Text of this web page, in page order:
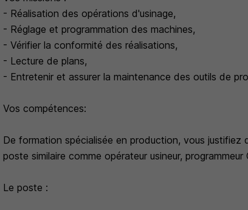
- Réalisation des opérations d'usinage,
- Réglage et programmation des machines,
- Vérifier la conformité des réalisations,
- Lecture de plans,
- Entretenir et assurer la maintenance des outils de
Vos compétences:
De formation spécialisée en production, vous justifiez
poste similaire comme opérateur usineur, programmeur
Le poste :